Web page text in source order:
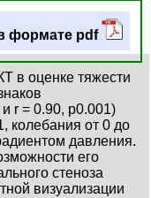
формате pdf
в оценке тяжести
r = 0.90, р0.001)
колебания от 0 до
давления.
его
стеноза
визуализации